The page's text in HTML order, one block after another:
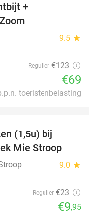
+
9.5 star
Regulier €123
€69
toeristenbelasting
(1,5u) bij
Mie Stroop
9.0 star
Regulier €23
€9,95